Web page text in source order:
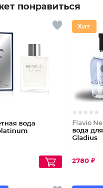
понравиться
вода
Flavio
вода
Gladius
2780 ₽